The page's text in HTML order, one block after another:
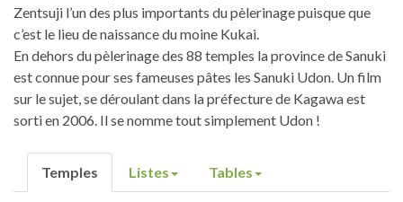
Zentsuji l’un des plus importants du pèlerinage puisque que
c’est le lieu de naissance du moine Kukai.
En dehors du pèlerinage des 88 temples la province de Sanuki
est connue pour ses fameuses pâtes les Sanuki Udon. Un film
sur le sujet, se déroulant dans la préfecture de Kagawa est
sorti en 2006. Il se nomme tout simplement Udon !
Temples Listes Tables